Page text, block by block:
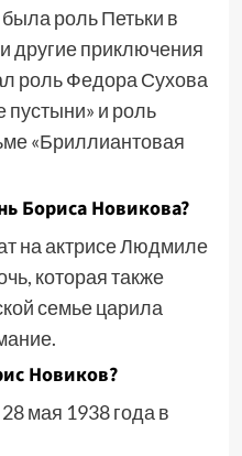
роль Петьки в
другие приключения
роль Федора Сухова
и роль
«Бриллиантовая
Бориса Новикова?
на актрисе Людмиле
которая также
семье царила
Новиков?
мая 1938 года в